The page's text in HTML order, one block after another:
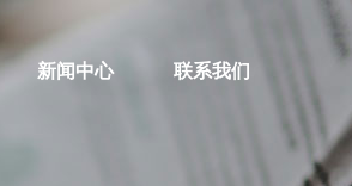
新闻中心 联系我们